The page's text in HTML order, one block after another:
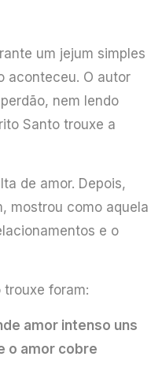
um jejum simples
aconteceu. O autor
nem lendo
Santo trouxe a
de amor. Depois,
mostrou como aquela
e o
trouxe foram:
amor intenso uns
o amor cobre